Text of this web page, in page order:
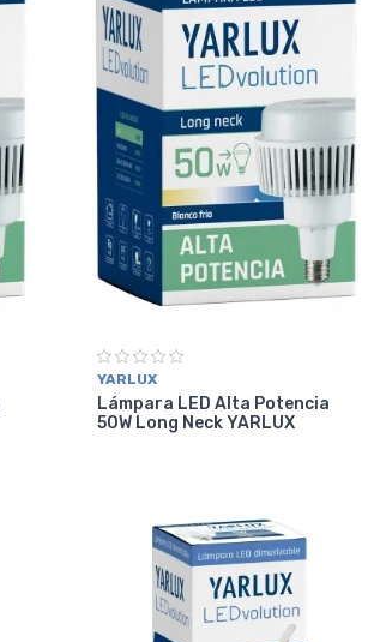
YARLUX
Lámpara LED Alta Potencia
50W Long Neck YARLUX